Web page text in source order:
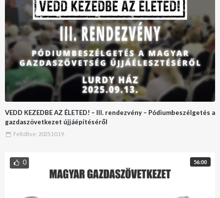
VEDD KEZEDBE AZ ÉLETED! – III. rendezvény – Pódiumbeszélgetés a
gazdaszövetkezet újjáépítéséről
Feltöltve: 2025.10.19.
56:00
0